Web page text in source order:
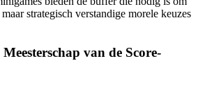
strategisch verstandige morele keuzes
van de Score-